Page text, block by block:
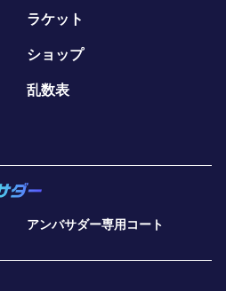
ラケット
ショップ
乱数表
アンバサダー専用コート